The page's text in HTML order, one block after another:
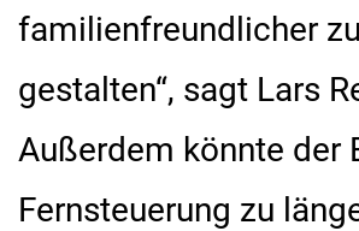
familienfreundlicher zu
gestalten“, sagt Lars
Außerdem könnte der
Fernsteuerung zu